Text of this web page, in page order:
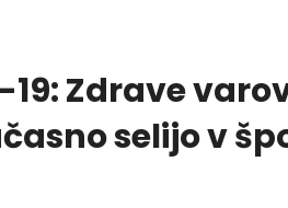
19: Zdrave
selijo v